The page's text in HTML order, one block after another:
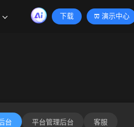
下载 演示中心
台 平台管理后台 客服